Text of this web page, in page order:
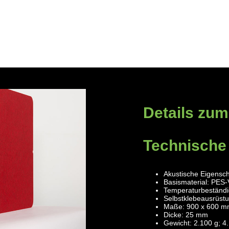
Details
Akustische
Basismaterial: PES-
Maße: 900 x 600
Dicke: 25 mm
Gewicht: 2.100 g;